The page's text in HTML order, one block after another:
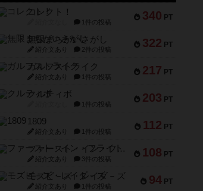
340 PT
コレクト！
1件の投稿
322 PT
無限まちがいさがし
紹介文あり 2件の投稿
217 PT
ガルフストライク
紹介文あり 1件の投稿
203 PT
クルティボ
1件の投稿
112 PT
1809
紹介文あり 1件の投稿
108 PT
ファースト・イン・フライト
紹介文あり 3件の投稿
94 PT
モズビ－ズ・レイダ－ズ
紹介文あり 1件の投稿